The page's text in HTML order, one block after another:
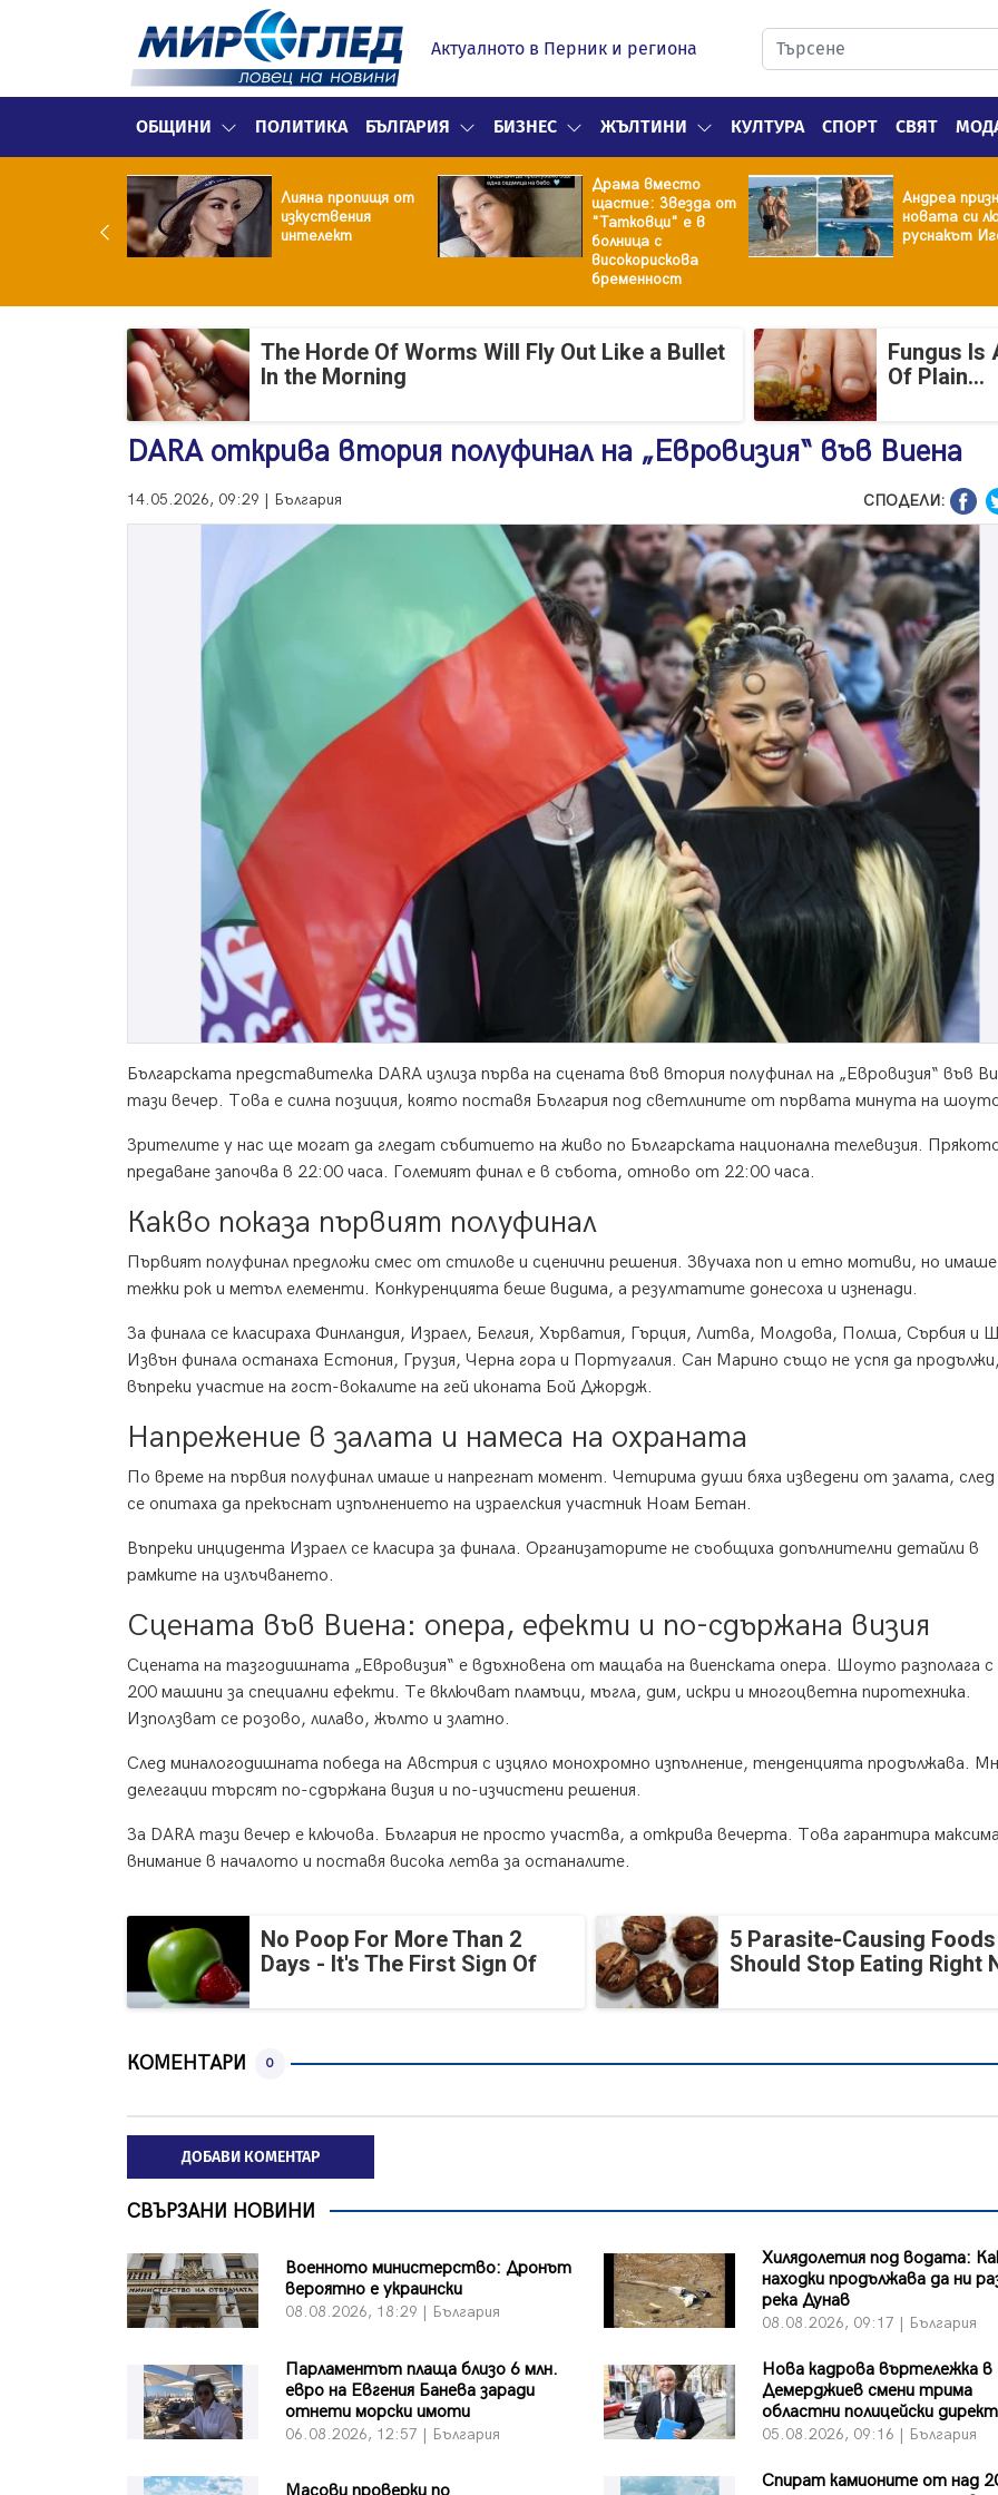
Актуалното в Перник и региона
ОБЩИНИ ПОЛИТИКА БЪЛГАРИЯ БИЗНЕС ЖЪЛТИНИ КУЛТУРА СПОРТ СВЯТ
Лияна пропищя от
изкуствения
интелект
Драма вместо
щастие: Звезда от
"Татковци" е в
болница с
високорискова
бременност
Андреа
новата си
руснакът
The Horde Of Worms Will Fly Out Like a Bullet
In the Morning
Fungus Is
Of Plain...
DARA открива втория полуфинал на „Евровизия“ във Виена
14.05.2026, 09:29 | България СПОДЕЛИ:
Българската представителка DARA излиза първа на сцената във втория полуфинал на „Евровизия“ във
тази вечер. Това е силна позиция, която поставя България под светлините от първата минута на
Зрителите у нас ще могат да гледат събитието на живо по Българската национална телевизия.
предаване започва в 22:00 часа. Големият финал е в събота, отново от 22:00 часа.
Какво показа първият полуфинал
Първият полуфинал предложи смес от стилове и сценични решения. Звучаха поп и етно мотиви, но
тежки рок и метъл елементи. Конкуренцията беше видима, а резултатите донесоха и изненади.
За финала се класираха Финландия, Израел, Белгия, Хърватия, Гърция, Литва, Молдова, Полша, Сърбия и
Извън финала останаха Естония, Грузия, Черна гора и Португалия. Сан Марино също не успя да продължи,
въпреки участие на гост-вокалите на гей иконата Бой Джордж.
Напрежение в залата и намеса на охраната
По време на първия полуфинал имаше и напрегнат момент. Четирима души бяха изведени от залата,
се опитаха да прекъснат изпълнението на израелския участник Ноам Бетан.
Въпреки инцидента Израел се класира за финала. Организаторите не съобщиха допълнителни детайли в
рамките на излъчването.
Сцената във Виена: опера, ефекти и по-сдържана визия
Сцената на тазгодишната „Евровизия“ е вдъхновена от мащаба на виенската опера. Шоуто разполага с
200 машини за специални ефекти. Те включват пламъци, мъгла, дим, искри и многоцветна пиротехника.
Използват се розово, лилаво, жълто и златно.
След миналогодишната победа на Австрия с изцяло монохромно изпълнение, тенденцията продължава.
делегации търсят по-сдържана визия и по-изчистени решения.
За DARA тази вечер е ключова. България не просто участва, а открива вечерта. Това гарантира
внимание в началото и поставя висока летва за останалите.
No Poop For More Than 2
Days - It's The First Sign Of
5 Parasite-Causing
Should Stop Eating Right
КОМЕНТАРИ 0
ДОБАВИ КОМЕНТАР
СВЪРЗАНИ НОВИНИ
Военното министерство: Дронът
вероятно е украински
08.08.2026, 18:29 | България
Хилядолетия под водата:
находки продължава да ни
река Дунав
08.08.2026, 09:17 | България
Парламентът плаща близо 6 млн.
евро на Евгения Банева заради
отнети морски имоти
06.08.2026, 12:57 | България
Нова кадрова въртележка
Демерджиев смени трима
областни полицейски
05.08.2026, 09:16 | България
Спират камионите от над